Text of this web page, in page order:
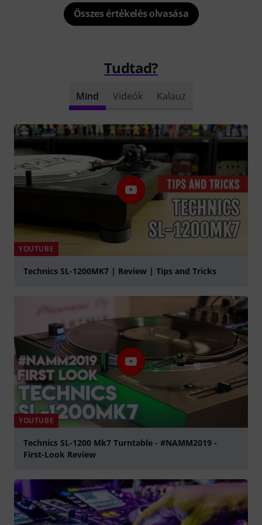
Összes értékelés olvasása
Tudtad?
Mind Videók Kalauz
YOUTUBE
Technics SL-1200MK7 | Review | Tips and Tricks
YOUTUBE
Technics SL-1200 Mk7 Turntable - #NAMM2019 -
First-Look Review